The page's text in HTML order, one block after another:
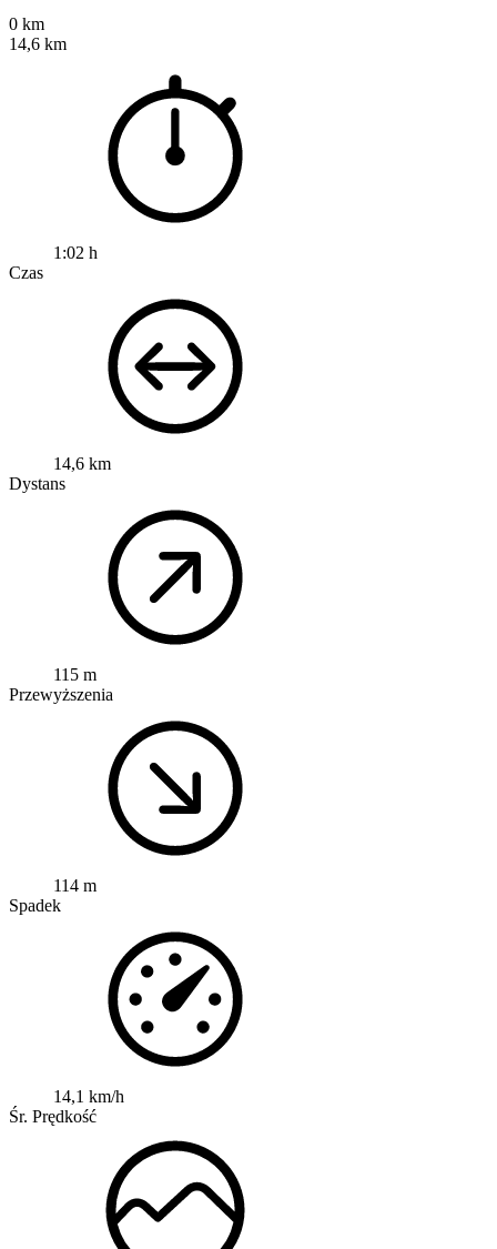
0 km
14,6 km
1:02 h
Czas
14,6 km
Dystans
115 m
Przewyższenia
114 m
Spadek
14,1 km/h
Śr. Prędkość